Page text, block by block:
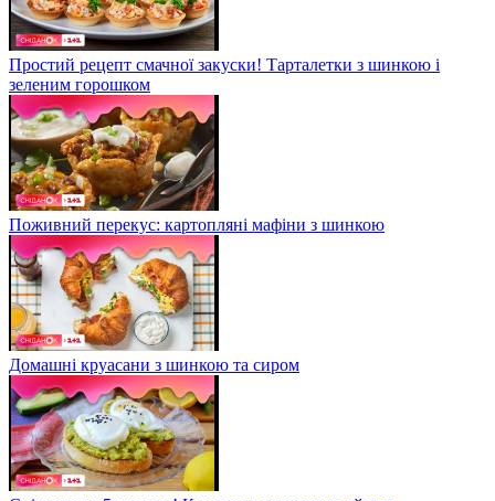
Простий рецепт смачної закуски! Тарталетки з шинкою і
зеленим горошком
Поживний перекус: картопляні мафіни з шинкою
Домашні круасани з шинкою та сиром